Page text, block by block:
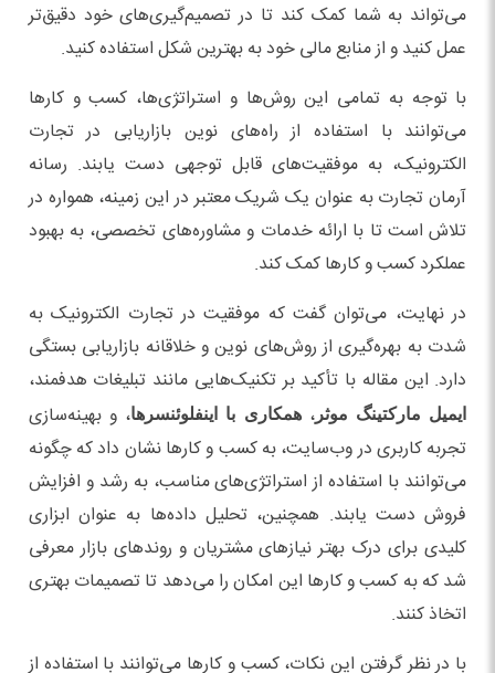
می‌تواند به شما کمک کند تا در تصمیم‌گیری‌های خود دقیق‌تر
عمل کنید و از منابع مالی خود به بهترین شکل استفاده کنید.
با توجه به تمامی این روش‌ها و استراتژی‌ها، کسب و کارها
می‌توانند با استفاده از راه‌های نوین بازاریابی در تجارت
الکترونیک، به موفقیت‌های قابل توجهی دست یابند. رسانه
آرمان تجارت به عنوان یک شریک معتبر در این زمینه، همواره در
تلاش است تا با ارائه خدمات و مشاوره‌های تخصصی، به بهبود
عملکرد کسب و کارها کمک کند.
در نهایت، می‌توان گفت که موفقیت در تجارت الکترونیک به
شدت به بهره‌گیری از روش‌های نوین و خلاقانه بازاریابی بستگی
دارد. این مقاله با تأکید بر تکنیک‌هایی مانند تبلیغات هدفمند،
ایمیل مارکتینگ موثر،همکاری با اینفلوئنسرها، و بهینه‌سازی
تجربه کاربری در وب‌سایت، به کسب و کارها نشان داد که چگونه
می‌توانند با استفاده از استراتژی‌های مناسب، به رشد و افزایش
فروش دست یابند. همچنین، تحلیل داده‌ها به عنوان ابزاری
کلیدی برای درک بهتر نیازهای مشتریان و روندهای بازار معرفی
شد که به کسب و کارها این امکان را می‌دهد تا تصمیمات بهتری
اتخاذ کنند.
با در نظر گرفتن این نکات، کسب و کارها می‌توانند با استفاده از